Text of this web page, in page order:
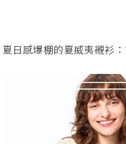
夏日感爆棚的夏威夷襯衫